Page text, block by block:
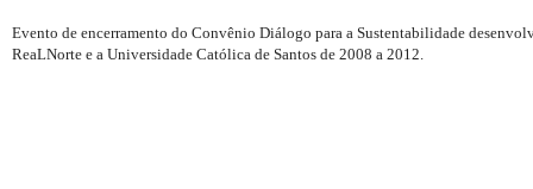
Evento de encerramento do Convênio Diálogo para a Sustentabilidade
ReaLNorte e a Universidade Católica de Santos de 2008 a 2012.